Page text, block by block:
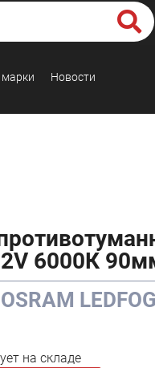
Новости
6000К
на складе